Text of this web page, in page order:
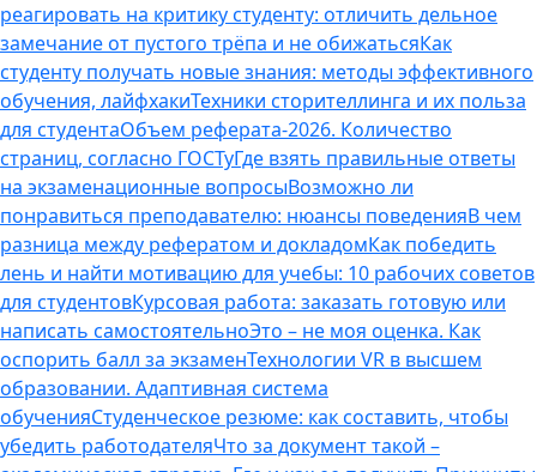
реагировать на критику студенту: отличить дельное
замечание от пустого трёпа и не обижатьсяКак
студенту получать новые знания: методы эффективного
обучения, лайфхакиТехники сторителлинга и их польза
для студентаОбъем реферата-2026. Количество
страниц, согласно ГОСТуГде взять правильные ответы
на экзаменационные вопросыВозможно ли
понравиться преподавателю: нюансы поведенияВ чем
разница между рефератом и докладомКак победить
лень и найти мотивацию для учебы: 10 рабочих советов
для студентовКурсовая работа: заказать готовую или
написать самостоятельноЭто – не моя оценка. Как
оспорить балл за экзаменТехнологии VR в высшем
образовании. Адаптивная система
обученияСтуденческое резюме: как составить, чтобы
убедить работодателяЧто за документ такой –